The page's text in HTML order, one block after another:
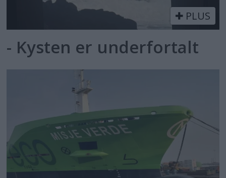
PLUS
- Kysten er underfortalt